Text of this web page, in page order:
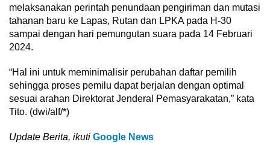
melaksanakan perintah penundaan pengiriman dan mutasi
tahanan baru ke Lapas, Rutan dan LPKA pada H-30
sampai dengan hari pemungutan suara pada 14 Februari
2024.
“Hal ini untuk meminimalisir perubahan daftar pemilih
sehingga proses pemilu dapat berjalan dengan optimal
sesuai arahan Direktorat Jenderal Pemasyarakatan,” kata
Tito. (dwi/alf/*)
Update Berita, ikuti Google News